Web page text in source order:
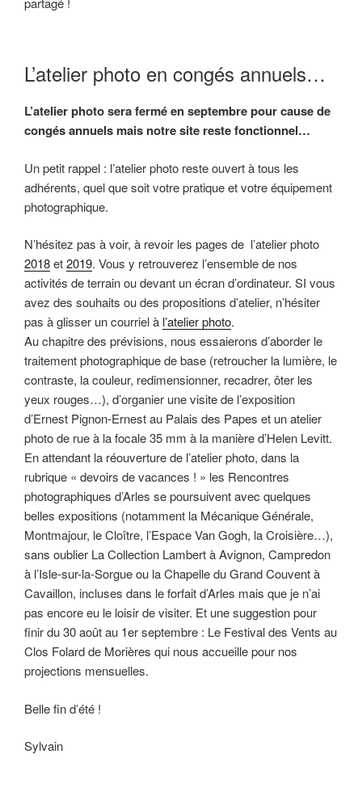
L’atelier photo en congés annuels…
L’atelier photo sera fermé en septembre pour cause de
congés annuels mais notre site reste fonctionnel…
Un petit rappel : l’atelier photo reste ouvert à tous les
adhérents, quel que soit votre pratique et votre équipement
photographique.
N’hésitez pas à voir, à revoir les pages de l’atelier photo
2018et2019. Vous y retrouverez l’ensemble de nos
activités de terrain ou devant un écran d’ordinateur. SI vous
avez des souhaits ou des propositions d’atelier, n’hésiter
pas à glisser un courriel à l’atelier photo.
Au chapitre des prévisions, nous essaierons d’aborder le
traitement photographique de base (retroucher la lumière, le
contraste, la couleur, redimensionner, recadrer, ôter les
yeux rouges…), d’organier une visite de l’exposition
d’Ernest Pignon-Ernest au Palais des Papes et un atelier
photo de rue à la focale 35 mm à la manière d’Helen Levitt.
En attendant la réouverture de l’atelier photo, dans la
rubrique « devoirs de vacances ! » les Rencontres
photographiques d’Arles se poursuivent avec quelques
belles expositions (notamment la Mécanique Générale,
Montmajour, le Cloître, l’Espace Van Gogh, la Croisière…),
sans oublier La Collection Lambert à Avignon, Campredon
à l’Isle-sur-la-Sorgue ou la Chapelle du Grand Couvent à
Cavaillon, incluses dans le forfait d’Arles mais que je n’ai
pas encore eu le loisir de visiter. Et une suggestion pour
finir du 30 août au 1er septembre : Le Festival des Vents au
Clos Folard de Morières qui nous accueille pour nos
projections mensuelles.
Belle fin d’été !
Sylvain